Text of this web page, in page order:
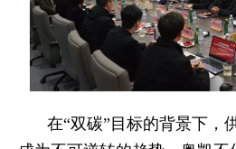
在“双碳”目标的背景下，